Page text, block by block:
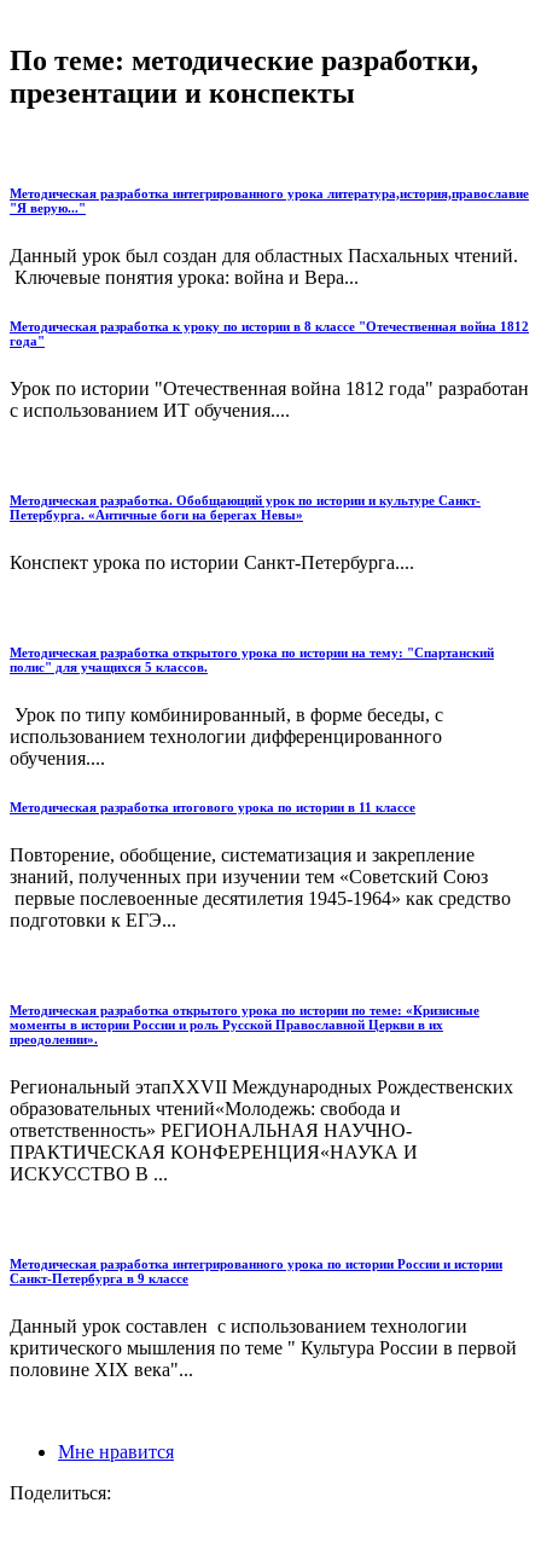
По теме: методические разработки,
презентации и конспекты
Методическая разработка интегрированного урока литература,история,православие
"Я верую..."
Данный урок был создан для областных Пасхальных чтений.
Ключевые понятия урока: война и Вера...
Методическая разработка к уроку по истории в 8 классе "Отечественная война 1812
года"
Урок по истории "Отечественная война 1812 года" разработан
с использованием ИТ обучения....
Методическая разработка. Обобщающий урок по истории и культуре Санкт-
Петербурга. «Античные боги на берегах Невы»
Конспект урока по истории Санкт-Петербурга....
Методическая разработка открытого урока по истории на тему: "Спартанский
полис" для учащихся 5 классов.
Урок по типу комбинированный, в форме беседы, с
использованием технологии дифференцированного
обучения....
Методическая разработка итогового урока по истории в 11 классе
Повторение, обобщение, систематизация и закрепление
знаний, полученных при изучении тем «Советский Союз
первые послевоенные десятилетия 1945-1964» как средство
подготовки к ЕГЭ...
Методическая разработка открытого урока по истории по теме: «Кризисные
моменты в истории России и роль Русской Православной Церкви в их
преодолении».
Региональный этапXXVII Международных Рождественских
образовательных чтений«Молодежь: свобода и
ответственность» РЕГИОНАЛЬНАЯ НАУЧНО-
ПРАКТИЧЕСКАЯ КОНФЕРЕНЦИЯ«НАУКА И
ИСКУССТВО В ...
Методическая разработка интегрированного урока по истории России и истории
Санкт-Петербурга в 9 классе
Данный урок составлен с использованием технологии
критического мышления по теме " Культура России в первой
половине XIX века"...
Мне нравится
Поделиться: